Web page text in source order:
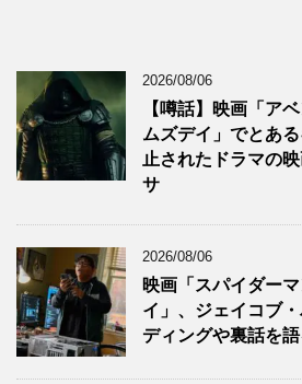
2026/08/06
【噂話】映画「ア
ムズデイ」でとあ
止されたドラマの
サ
2026/08/06
映画「スパイダー
イ」、ジェイコブ
ディングや裏話を語